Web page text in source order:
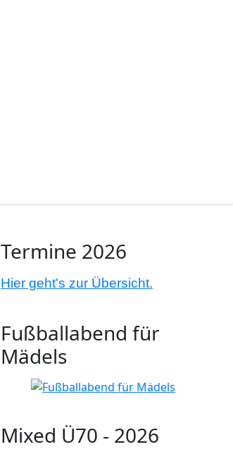
Termine 2026
Hier geht's zur Übersicht.
Fußballabend für
Mädels
Mixed Ü70 - 2026